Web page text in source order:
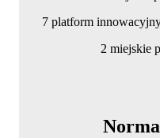
7 platform
2 miejskie